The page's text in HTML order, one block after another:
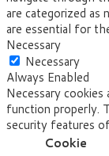
are categorized as
are essential for
Necessary
Necessary
Always Enabled
Necessary
function properly.
security features
Cookie